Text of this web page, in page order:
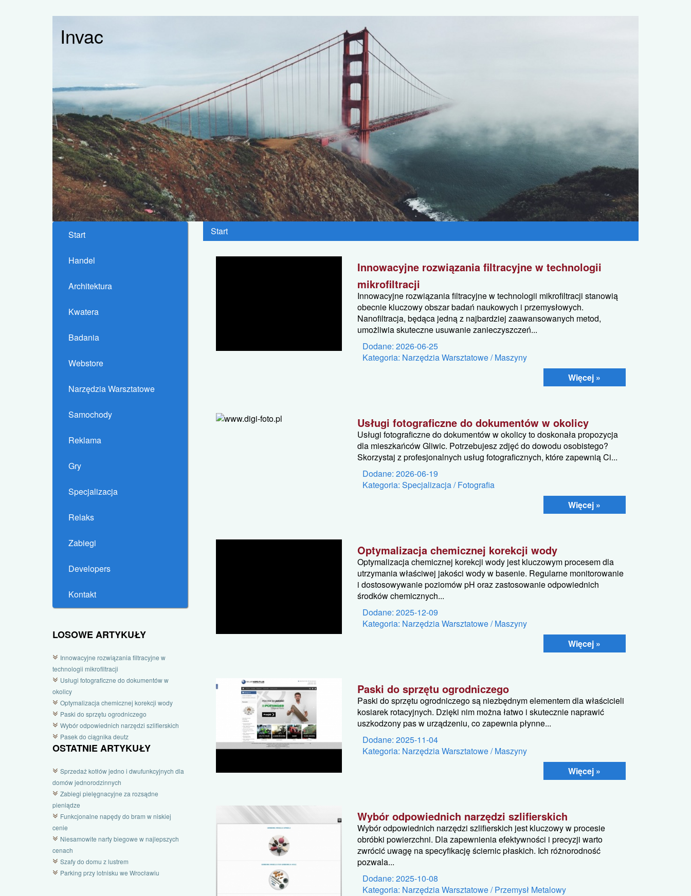
Invac
Start
Handel
Architektura
Kwatera
Badania
Webstore
Narzędzia Warsztatowe
Samochody
Reklama
Gry
Specjalizacja
Relaks
Zabiegi
Developers
Kontakt
LOSOWE ARTYKUŁY
Innowacyjne rozwiązania filtracyjne w
technologii mikrofiltracji
Usługi fotograficzne do dokumentów w
okolicy
Optymalizacja chemicznej korekcji wody
Paski do sprzętu ogrodniczego
Wybór odpowiednich narzędzi szlifierskich
Pasek do ciągnika deutz
OSTATNIE ARTYKUŁY
Sprzedaż kotłów jedno i dwufunkcyjnych dla
domów jednorodzinnych
Zabiegi pielęgnacyjne za rozsądne
pieniądze
Funkcjonalne napędy do bram w niskiej
cenie
Niesamowite narty biegowe w najlepszych
cenach
Szafy do domu z lustrem
Parking przy lotnisku we Wrocławiu
Start
Innowacyjne rozwiązania filtracyjne w technologii
mikrofiltracji
Innowacyjne rozwiązania filtracyjne w technologii mikrofiltracji stanowią
obecnie kluczowy obszar badań naukowych i przemysłowych.
Nanofiltracja, będąca jedną z najbardziej zaawansowanych metod,
umożliwia skuteczne usuwanie zanieczyszczeń...
Dodane: 2026-06-25
Kategoria: Narzędzia Warsztatowe / Maszyny
Więcej »
Usługi fotograficzne do dokumentów w okolicy
Usługi fotograficzne do dokumentów w okolicy to doskonała propozycja
dla mieszkańców Gliwic. Potrzebujesz zdjęć do dowodu osobistego?
Skorzystaj z profesjonalnych usług fotograficznych, które zapewnią Ci...
Dodane: 2026-06-19
Kategoria: Specjalizacja / Fotografia
Więcej »
Optymalizacja chemicznej korekcji wody
Optymalizacja chemicznej korekcji wody jest kluczowym procesem dla
utrzymania właściwej jakości wody w basenie. Regularne monitorowanie
i dostosowywanie poziomów pH oraz zastosowanie odpowiednich
środków chemicznych...
Dodane: 2025-12-09
Kategoria: Narzędzia Warsztatowe / Maszyny
Więcej »
Paski do sprzętu ogrodniczego
Paski do sprzętu ogrodniczego są niezbędnym elementem dla właścicieli
kosiarek rotacyjnych. Dzięki nim można łatwo i skutecznie naprawić
uszkodzony pas w urządzeniu, co zapewnia płynne...
Dodane: 2025-11-04
Kategoria: Narzędzia Warsztatowe / Maszyny
Więcej »
Wybór odpowiednich narzędzi szlifierskich
Wybór odpowiednich narzędzi szlifierskich jest kluczowy w procesie
obróbki powierzchni. Dla zapewnienia efektywności i precyzji warto
zwrócić uwagę na specyfikację ściernic płaskich. Ich różnorodność
pozwala...
Dodane: 2025-10-08
Kategoria: Narzędzia Warsztatowe / Przemysł Metalowy